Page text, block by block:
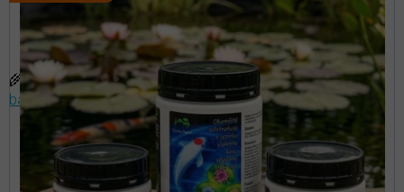
Účinná sada na zazimování jezírka
Účinná sada pro odzimování jezírka
🌾TIP: Přečtěte si článek v našem magazínu—Proč
bakterie do jezírek a jaké druhy jsou nejvhodnější?
u
k
u
k
t